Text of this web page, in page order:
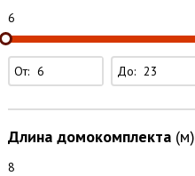
6
От: До:
Длина домокомплекта(м)
8